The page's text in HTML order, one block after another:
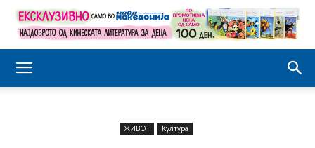
ЖИВОТ Култура